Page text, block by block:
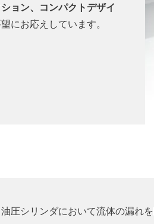
ョン、コンパクトデザイ
にお応えしています。
圧シリンダにおいて流体の漏れ